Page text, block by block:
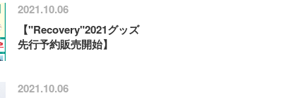
2021.10.06
【"Recovery"2021グッズ
先行予約販売開始】
2021.10.06